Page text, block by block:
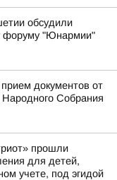
обсудили
форуму "Юнармии"
документов от
Собрания
прошли
для детей,
учете, под эгидой